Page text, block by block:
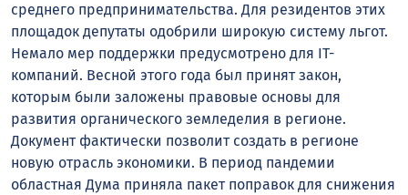
среднего предпринимательства. Для резидентов этих
площадок депутаты одобрили широкую систему льгот.
Немало мер поддержки предусмотрено для IT-
компаний. Весной этого года был принят закон,
которым были заложены правовые основы для
развития органического земледелия в регионе.
Документ фактически позволит создать в регионе
новую отрасль экономики. В период пандемии
областная Дума приняла пакет поправок для снижения